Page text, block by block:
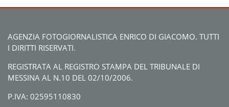
AGENZIA FOTOGIORNALISTICA ENRICO DI GIACOMO. TUTTI
I DIRITTI RISERVATI.
REGISTRATA AL REGISTRO STAMPA DEL TRIBUNALE DI
MESSINA AL N.10 DEL 02/10/2006.
P.IVA: 02595110830